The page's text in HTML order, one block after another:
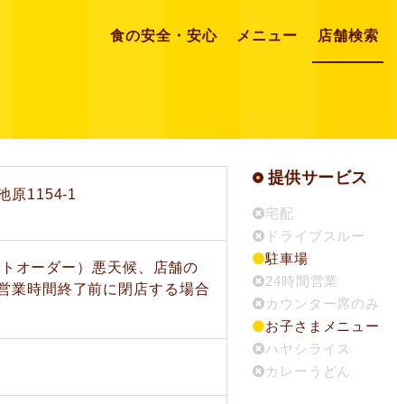
食の安全・安心 メニュー 店舗検索
原1154-1
オーダー）悪天候、店舗の
業時間終了前に閉店する場合
提供サービス
宅配
ドライブスルー
駐車場
24時間営業
カウンター席のみ
お子さまメニュー
ハヤシライス
カレーうどん